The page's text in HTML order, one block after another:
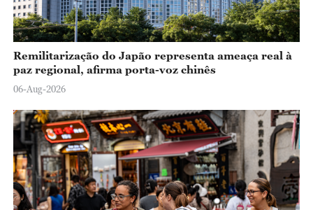
Remilitarização do Japão representa ameaça real à
paz regional, afirma porta-voz chinês
06-Aug-2026